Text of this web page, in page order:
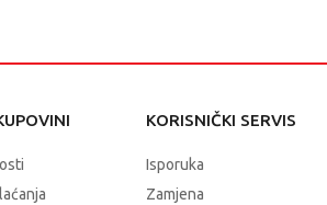
KORISNIČKI SERVIS
Isporuka
Zamjena